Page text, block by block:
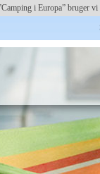
i Europa”